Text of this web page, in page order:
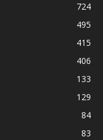
724
495
415
406
133
129
84
83